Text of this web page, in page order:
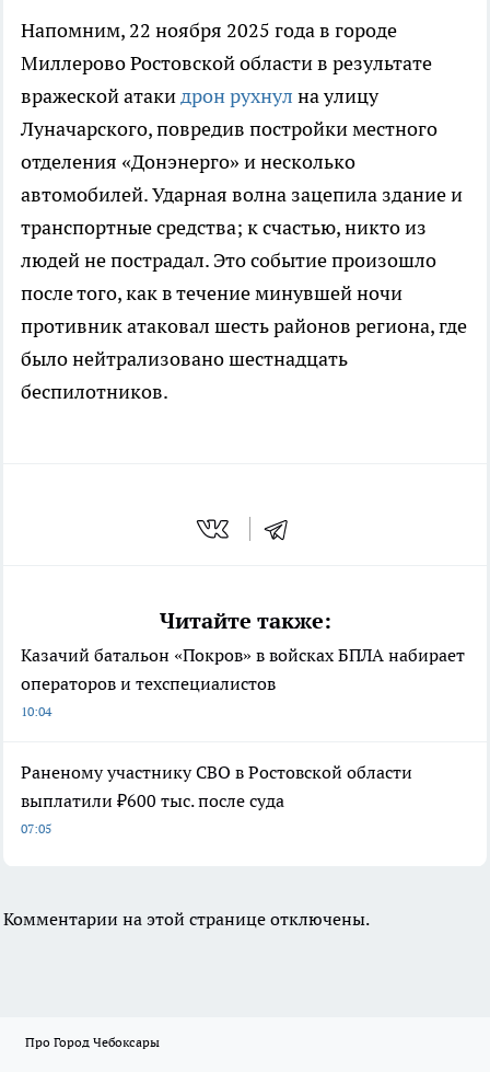
Напомним, 22 ноября 2025 года в городе
Миллерово Ростовской области в результате
вражеской атакидрон рухнул на улицу
Луначарского, повредив постройки местного
отделения «Донэнерго» и несколько
автомобилей. Ударная волна зацепила здание и
транспортные средства; к счастью, никто из
людей не пострадал. Это событие произошло
после того, как в течение минувшей ночи
противник атаковал шесть районов региона, где
было нейтрализовано шестнадцать
беспилотников.
Читайте также:
Казачий батальон «Покров» в войсках БПЛА набирает
операторов и техспециалистов
10:04
Раненому участнику СВО в Ростовской области
выплатили ₽600 тыс. после суда
07:05
Комментарии на этой странице отключены.
Про Город Чебоксары